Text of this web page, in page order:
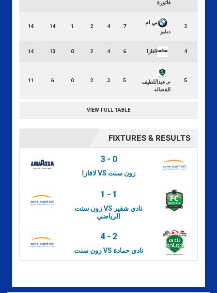
فاتورة
3
بي ام
دبليو
7
4
2
1
14
14
4 لافازا 6
4
2
0
13
14
5
م.عبداللطيف
الفضاله
5
3
2
0
6
11
VIEW FULL TABLE
FIXTURES & RESULTS
3- 0
لافازا VS زون سنت
1 - 1
زون سنت VS نادي شقير
الرياضي
4- 2
زون سنت VS نادي حمادة